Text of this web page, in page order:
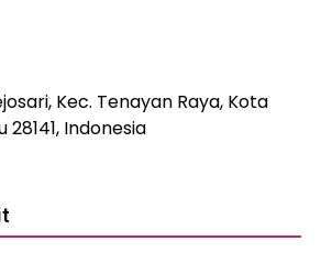
Kec. Tenayan Raya, Kota
28141, Indonesia